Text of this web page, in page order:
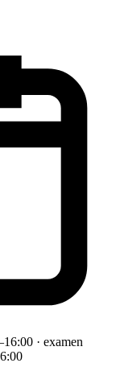
· examen